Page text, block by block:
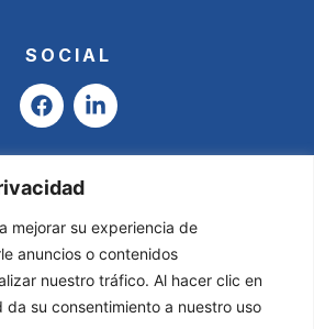
mejorar su experiencia de
anuncios o contenidos
nuestro tráfico. Al hacer clic en
da su consentimiento a nuestro uso
SOCIAL
F
a
e
b
o
o
k
L
i
k
i
n
-
i
n